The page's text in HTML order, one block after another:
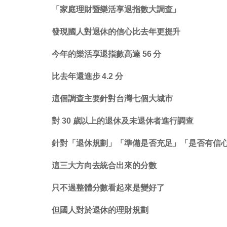
「家庭理財暨樂活享退指數大調查」
發現國人對退休的信心比去年更提升
今年的樂活享退指數高達 56 分
比去年還進步 4.2 分
這個調查主要針對台灣七個大城市
對 30 歲以上的退休及未退休者進行調查
針對「退休規劃」「準備是否充足」「是否有信
這三大方向去統合出來的分數
只不過整體分數看起來是變好了
但國人對於退休的理財規劃